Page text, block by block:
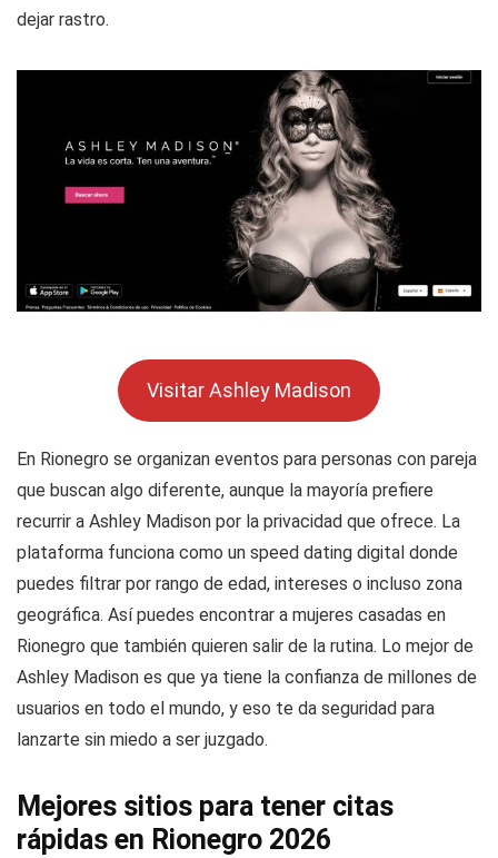
dejar rastro.
Visitar Ashley Madison
En Rionegro se organizan eventos para personas con pareja
que buscan algo diferente, aunque la mayoría prefiere
recurrir a Ashley Madison por la privacidad que ofrece. La
plataforma funciona como un speed dating digital donde
puedes filtrar por rango de edad, intereses o incluso zona
geográfica. Así puedes encontrar a mujeres casadas en
Rionegro que también quieren salir de la rutina. Lo mejor de
Ashley Madison es que ya tiene la confianza de millones de
usuarios en todo el mundo, y eso te da seguridad para
lanzarte sin miedo a ser juzgado.
Mejores sitios para tener citas
rápidas en Rionegro 2026